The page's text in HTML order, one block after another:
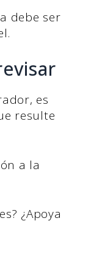
debe ser
es
resulte
a la
¿Apoya